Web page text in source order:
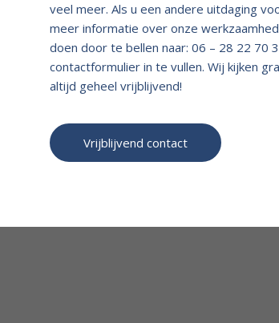
veel meer. Als u een andere uitdaging
meer informatie over onze
doen door te bellen naar: 06 – 28 22 70
contactformulier in te vullen. Wij kijken
altijd geheel vrijblijvend!
Vrijblijvend contact